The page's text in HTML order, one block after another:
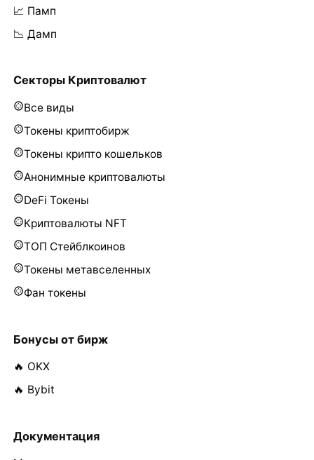
📈 Памп
📉 Дамп
Секторы Криптовалют
Все виды
Токены криптобирж
Токены крипто кошельков
Анонимные криптовалюты
DeFi Токены
Криптовалюты NFT
ТОП Стейблкоинов
Токены метавселенных
Фан токены
Бонусы от бирж
🔥 OKX
🔥 Bybit
Документация